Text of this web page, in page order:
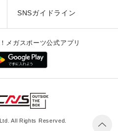
SNSガイドライン
メガスポーツ公式アプリ
All Rights Reserved.